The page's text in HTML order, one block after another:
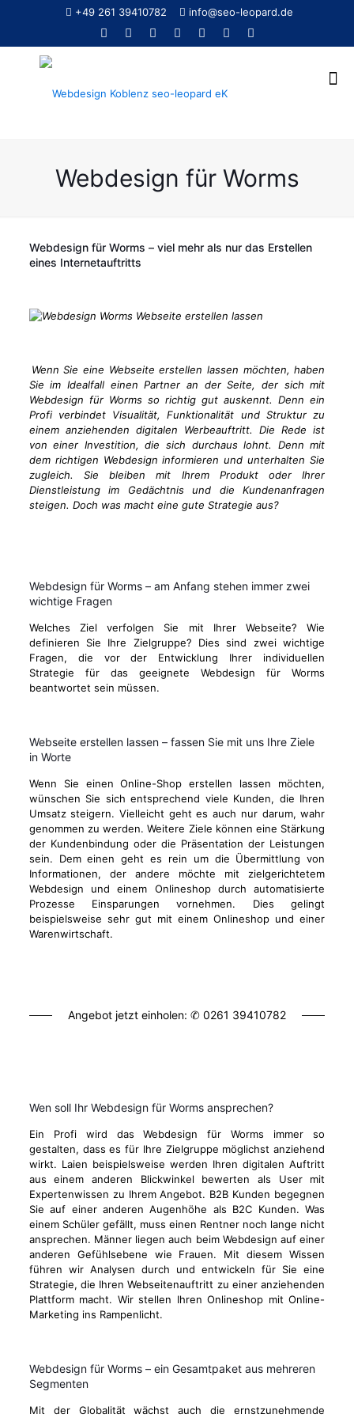
+49 261 39410782 info@seo-leopard.de
Webdesign für Worms
Webdesign für Worms – viel mehr als nur das Erstellen
eines Internetauftritts
Wenn Sie eine Webseite erstellen lassen möchten, haben
Sie im Idealfall einen Partner an der Seite, der sich mit
Webdesign für Worms so richtig gut auskennt. Denn ein
Profi verbindet Visualität, Funktionalität und Struktur zu
einem anziehenden digitalen Werbeauftritt. Die Rede ist
von einer Investition, die sich durchaus lohnt. Denn mit
dem richtigen Webdesign informieren und unterhalten Sie
zugleich. Sie bleiben mit Ihrem Produkt oder Ihrer
Dienstleistung im Gedächtnis und die Kundenanfragen
steigen. Doch was macht eine gute Strategie aus?
Webdesign für Worms – am Anfang stehen immer zwei
wichtige Fragen
Welches Ziel verfolgen Sie mit Ihrer Webseite? Wie
definieren Sie Ihre Zielgruppe? Dies sind zwei wichtige
Fragen, die vor der Entwicklung Ihrer individuellen
Strategie für das geeignete Webdesign für Worms
beantwortet sein müssen.
Webseite erstellen lassen – fassen Sie mit uns Ihre Ziele
in Worte
Wenn Sie einen Online-Shop erstellen lassen möchten,
wünschen Sie sich entsprechend viele Kunden, die Ihren
Umsatz steigern. Vielleicht geht es auch nur darum, wahr
genommen zu werden. Weitere Ziele können eine Stärkung
der Kundenbindung oder die Präsentation der Leistungen
sein. Dem einen geht es rein um die Übermittlung von
Informationen, der andere möchte mit zielgerichtetem
Webdesign und einem Onlineshop durch automatisierte
Prozesse Einsparungen vornehmen. Dies gelingt
beispielsweise sehr gut mit einem Onlineshop und einer
Warenwirtschaft.
Angebot jetzt einholen: ✆ 0261 39410782
Wen soll Ihr Webdesign für Worms ansprechen?
Ein Profi wird das Webdesign für Worms immer so
gestalten, dass es für Ihre Zielgruppe möglichst anziehend
wirkt. Laien beispielsweise werden Ihren digitalen Auftritt
aus einem anderen Blickwinkel bewerten als User mit
Expertenwissen zu Ihrem Angebot. B2B Kunden begegnen
Sie auf einer anderen Augenhöhe als B2C Kunden. Was
einem Schüler gefällt, muss einen Rentner noch lange nicht
ansprechen. Männer liegen auch beim Webdesign auf einer
anderen Gefühlsebene wie Frauen. Mit diesem Wissen
führen wir Analysen durch und entwickeln für Sie eine
Strategie, die Ihren Webseitenauftritt zu einer anziehenden
Plattform macht. Wir stellen Ihren Onlineshop mit Online-
Marketing ins Rampenlicht.
Webdesign für Worms – ein Gesamtpaket aus mehreren
Segmenten
Mit der Globalität wächst auch die ernstzunehmende